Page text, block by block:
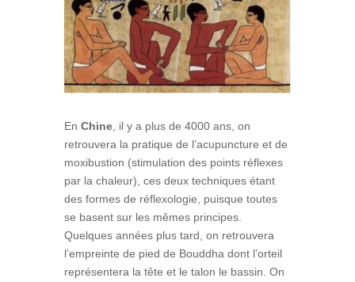
En Chine, il y a plus de 4000 ans, on
retrouvera la pratique de l’acupuncture et de
moxibustion (stimulation des points réflexes
par la chaleur), ces deux techniques étant
des formes de réflexologie, puisque toutes
se basent sur les mêmes principes.
Quelques années plus tard, on retrouvera
l’empreinte de pied de Bouddha dont l’orteil
représentera la tête et le talon le bassin. On